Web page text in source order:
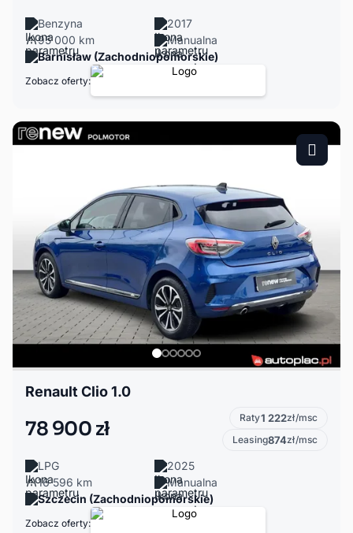
Benzyna
2017
95 000 km
Manualna
Barnisław (Zachodniopomorskie)
Zobacz oferty:
Renault Clio 1.0
78 900 zł Raty1 222zł/msc
Leasing874zł/msc
LPG
2025
16 596 km
Manualna
Szczecin (Zachodniopomorskie)
Zobacz oferty: